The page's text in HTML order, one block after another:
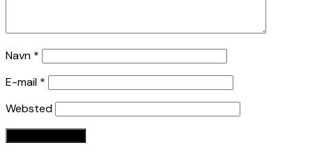
Navn *
E-mail *
Websted